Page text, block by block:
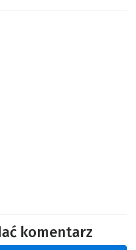
komentarz